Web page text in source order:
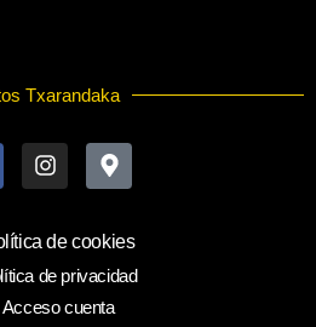
Txarandaka
n
s
t
g
r
a
m
a
p
-
a
r
k
e
de cookies
de privacidad
Acceso cuenta